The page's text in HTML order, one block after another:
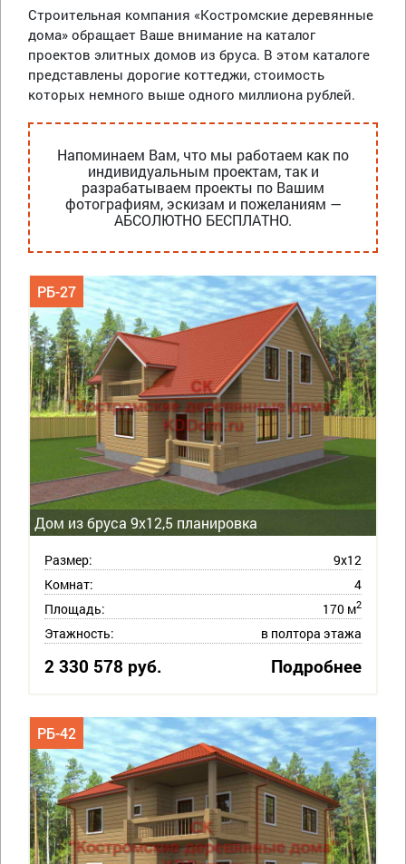
Строительная компания «Костромские деревянные
дома» обращает Ваше внимание на каталог
проектов элитных домов из бруса. В этом каталоге
представлены дорогие коттеджи, стоимость
которых немного выше одного миллиона рублей.
Напоминаем Вам, что мы работаем как по
индивидуальным проектам, так и
разрабатываем проекты по Вашим
фотографиям, эскизам и пожеланиям —
АБСОЛЮТНО БЕСПЛАТНО.
Дом из бруса 9х12,5 планировка
РБ-27
Размер:
9х12
Комнат:
4
Площадь:
170 м2
Этажность: в полтора этажа
2 330 578 руб. Подробнее
РБ-42